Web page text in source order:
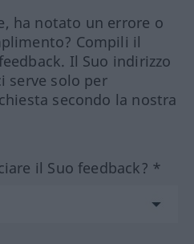
ha notato un errore o
Compili il
Il Suo indirizzo
serve solo per
secondo la nostra
il Suo feedback? *